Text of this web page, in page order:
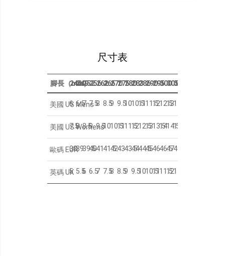
尺寸表
腳長（mm）
242249252256262265270275280283286290295300305310
美國 US Mens
6 6.57 7.58 8.59 9.51010.5
1111.5
1212.5
1314
美國 US Womens
7.58 8.59 9.51010.5
1111.5
1212.5
1313.5
1414.515.5
歐碼 EUR
383939.5
404141.5
424343.5
4444.5
454646.5
4748
英碼 UK
5 5.5
6 6.57 7.58 8.59 9.51010.5
1111.5
1213